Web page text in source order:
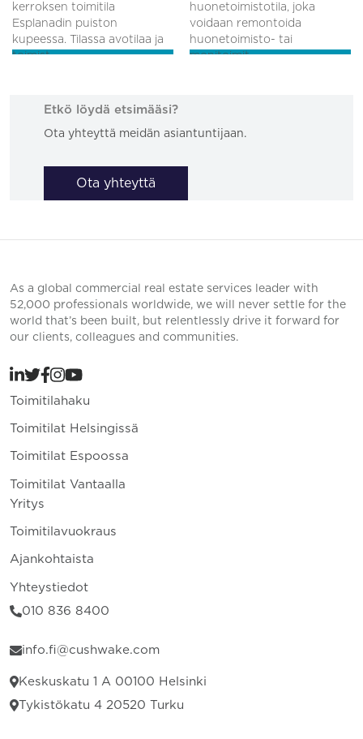
kerroksen toimitila
Esplanadin puiston
kupeessa. Tilassa avotilaa ja
toimist...
huonetoimistotila, joka
voidaan remontoida
huonetoimisto- tai
monitoimit...
Etkö löydä etsimääsi?
Ota yhteyttä meidän asiantuntijaan.
Ota yhteyttä
As a global commercial real estate services leader with
52,000 professionals worldwide, we will never settle for the
world that’s been built, but relentlessly drive it forward for
our clients, colleagues and communities.
Toimitilahaku
Toimitilat Helsingissä
Toimitilat Espoossa
Toimitilat Vantaalla
Yritys
Toimitilavuokraus
Ajankohtaista
Yhteystiedot
010 836 8400
info.fi@cushwake.com
Keskuskatu 1 A 00100 Helsinki
Tykistökatu 4 20520 Turku